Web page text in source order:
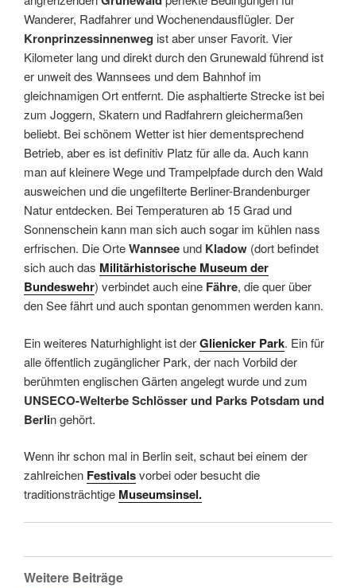
Wanderer, Radfahrer und Wochenendausflügler. Der
Kronprinzessinnenweg ist aber unser Favorit. Vier
Kilometer lang und direkt durch den Grunewald führend ist
er unweit des Wannsees und dem Bahnhof im
gleichnamigen Ort entfernt. Die asphaltierte Strecke ist bei
zum Joggern, Skatern und Radfahrern gleichermaßen
beliebt. Bei schönem Wetter ist hier dementsprechend
Betrieb, aber es ist definitiv Platz für alle da. Auch kann
man auf kleinere Wege und Trampelpfade durch den Wald
ausweichen und die ungefilterte Berliner-Brandenburger
Natur entdecken. Bei Temperaturen ab 15 Grad und
Sonnenschein kann man sich auch sogar im kühlen nass
erfrischen. Die OrteWannsee und Kladow (dort befindet
sich auch das Militärhistorische Museum der
Bundeswehr) verbindet auch eine Fähre, die quer über
den See fährt und auch spontan genommen werden kann.
Ein weiteres Naturhighlight ist derGlienicker Park. Ein für
alle öffentlich zugänglicher Park, der nach Vorbild der
berühmten englischen Gärten angelegt wurde und zum
UNSECO-Welterbe Schlösser und Parks Potsdam und
Berlin gehört.
Wenn ihr schon mal in Berlin seit, schaut bei einem der
zahlreichen Festivalsvorbei oder besucht die
traditionsträchtige Museumsinsel.
Weitere Beiträge